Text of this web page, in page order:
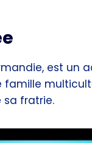
est
famille
sa fratrie.